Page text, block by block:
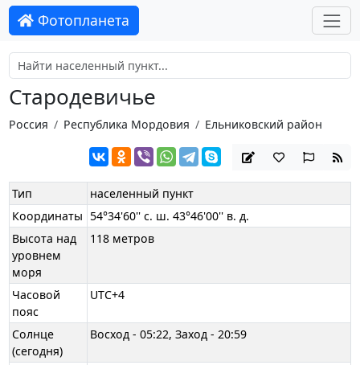
Фотопланета
Стародевичье
Россия Республика Мордовия Ельниковский район
Тип
населенный пункт
Координаты 54°34'60'' с. ш. 43°46'00'' в. д.
Высота над
уровнем
моря
118 метров
Часовой
пояс
UTC+4
Солнце
(сегодня)
Восход - 05:22, Заход - 20:59